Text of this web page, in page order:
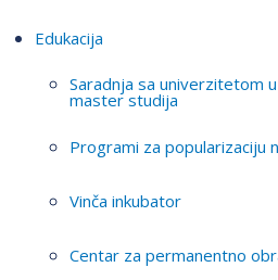
Edukacija
Saradnja sa univerzitetom
master studija
Programi za popularizaciju
Vinča inkubator
Centar za permanentno